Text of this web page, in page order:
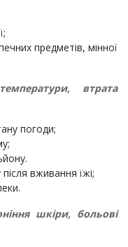
предметів, мінної
втрата
погоди;
вживання їжі;
шкіри, больові